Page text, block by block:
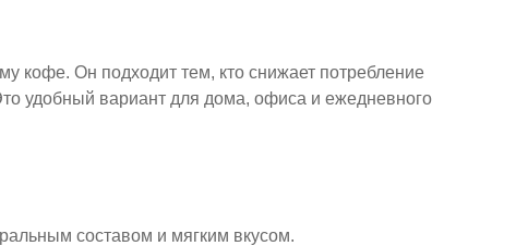
кофе. Он подходит тем, кто снижает потребление
удобный вариант для дома, офиса и ежедневного
составом и мягким вкусом.